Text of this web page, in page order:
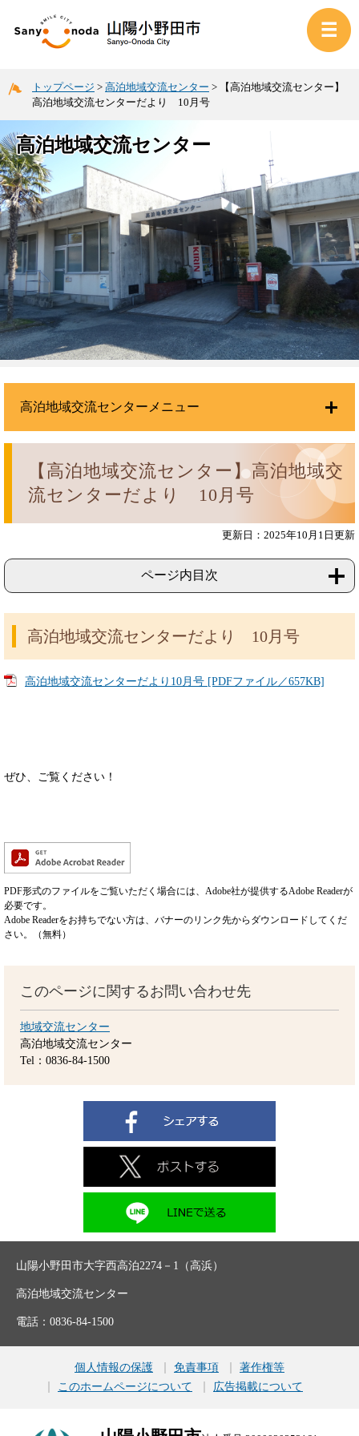
トップページ > 高泊地域交流センター >
【高泊地域交流センター】
高泊地域交流センターだより 10月号
高泊地域交流センター
【高泊地域交流センター】高泊地域交
流センターだより 10月号
更新日：2025年10月1日更新
ページ内目次
高泊地域交流センターだより 10月号
高泊地域交流センターだより10月号 [PDFファイル／657KB]
ぜひ、ご覧ください！
PDF形式のファイルをご覧いただく場合には、Adobe社が提供するAdobe Readerが
必要です。
Adobe Readerをお持ちでない方は、バナーのリンク先からダウンロードしてくだ
さい。（無料）
このページに関するお問い合わせ先
地域交流センター
高泊地域交流センター
Tel：0836-84-1500
高泊地域交流センターメニュー
山陽小野田市大字西高泊2274－1（高浜）
高泊地域交流センター
電話：0836-84-1500
個人情報の保護 免責事項
著作権等
このホームページについて
広告掲載について